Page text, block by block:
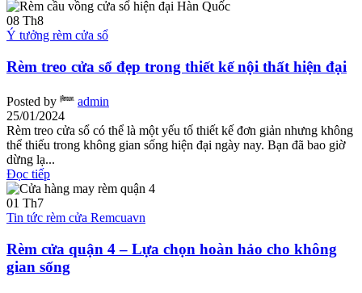
08 Th8
Ý tưởng rèm cửa sổ
Rèm treo cửa sổ đẹp trong thiết kế nội thất hiện đại
Posted by
admin
25/01/2024
Rèm treo cửa sổ có thể là một yếu tố thiết kế đơn giản nhưng không
thể thiếu trong không gian sống hiện đại ngày nay. Bạn đã bao giờ
dừng lạ...
Đọc tiếp
01 Th7
Tin tức rèm cửa Remcuavn
Rèm cửa quận 4 – Lựa chọn hoàn hảo cho không
gian sống